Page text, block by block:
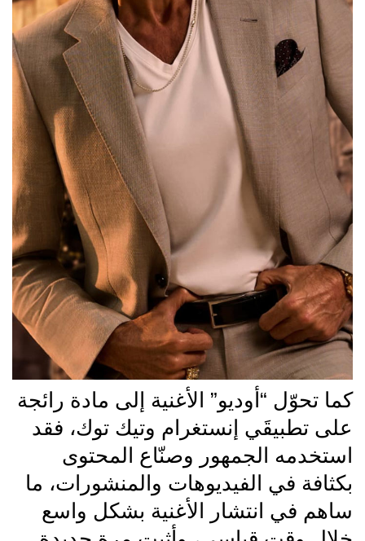
كما تحوّل “أوديو” الأغنية إلى مادة رائجة
على تطبيقَي إنستغرام وتيك توك، فقد
استخدمه الجمهور وصنّاع المحتوى
بكثافة في الفيديوهات والمنشورات، ما
ساهم في انتشار الأغنية بشكل واسع